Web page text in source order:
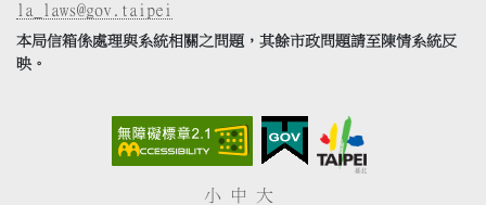
la_laws@gov.taipei
本局信箱係處理與系統相關之問題，其餘市政問題請至陳情系統反
映。
小 中 大